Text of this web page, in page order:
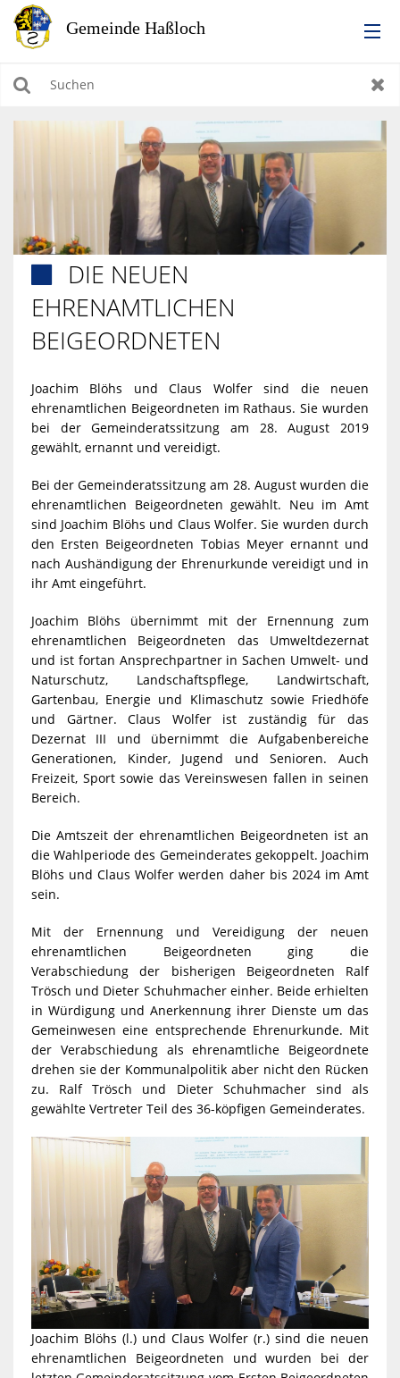
RATHAUS
LEBEN IN HASSLOCH
BILDUNG & KULTUR
WIRTSCHAFTEN, BAUEN, WOHNEN & UMWELT
TOURISMUS
Suchen
DIE NEUEN
EHRENAMTLICHEN
BEIGEORDNETEN
Joachim Blöhs und Claus Wolfer sind die neuen
ehrenamtlichen Beigeordneten im Rathaus. Sie wurden
bei der Gemeinderatssitzung am 28. August 2019
gewählt, ernannt und vereidigt.
Bei der Gemeinderatssitzung am 28. August wurden die
ehrenamtlichen Beigeordneten gewählt. Neu im Amt
sind Joachim Blöhs und Claus Wolfer. Sie wurden durch
den Ersten Beigeordneten Tobias Meyer ernannt und
nach Aushändigung der Ehrenurkunde vereidigt und in
ihr Amt eingeführt.
Joachim Blöhs übernimmt mit der Ernennung zum
ehrenamtlichen Beigeordneten das Umweltdezernat
und ist fortan Ansprechpartner in Sachen Umwelt- und
Naturschutz, Landschaftspflege, Landwirtschaft,
Gartenbau, Energie und Klimaschutz sowie Friedhöfe
und Gärtner. Claus Wolfer ist zuständig für das
Dezernat III und übernimmt die Aufgabenbereiche
Generationen, Kinder, Jugend und Senioren. Auch
Freizeit, Sport sowie das Vereinswesen fallen in seinen
Bereich.
Die Amtszeit der ehrenamtlichen Beigeordneten ist an
die Wahlperiode des Gemeinderates gekoppelt. Joachim
Blöhs und Claus Wolfer werden daher bis 2024 im Amt
sein.
Mit der Ernennung und Vereidigung der neuen
ehrenamtlichen Beigeordneten ging die
Verabschiedung der bisherigen Beigeordneten Ralf
Trösch und Dieter Schuhmacher einher. Beide erhielten
in Würdigung und Anerkennung ihrer Dienste um das
Gemeinwesen eine entsprechende Ehrenurkunde. Mit
der Verabschiedung als ehrenamtliche Beigeordnete
drehen sie der Kommunalpolitik aber nicht den Rücken
zu. Ralf Trösch und Dieter Schuhmacher sind als
gewählte Vertreter Teil des 36-köpfigen Gemeinderates.
Joachim Blöhs (l.) und Claus Wolfer (r.) sind die neuen
ehrenamtlichen Beigeordneten und wurden bei der